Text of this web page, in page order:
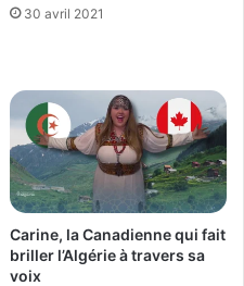
30 avril 2021
Carine, la Canadienne qui fait
briller l’Algérie à travers sa
voix